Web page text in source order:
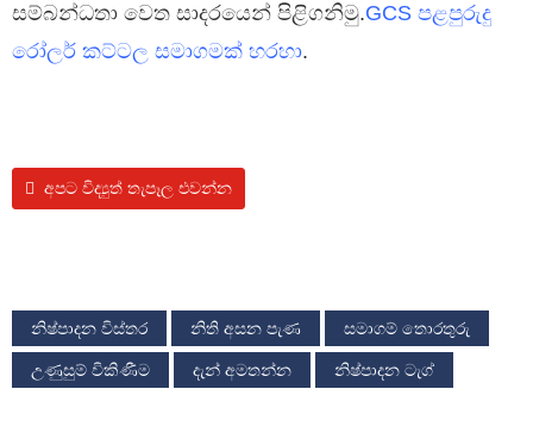
සම්බන්ධතා වෙත සාදරයෙන් පිළිගනිමු.GCS පළපුරුදු
රෝලර් කට්ටල සමාගමක් හරහා.
අපට විද්‍යුත් තැපෑල එවන්න
නිෂ්පාදන විස්තර නිති අසන පැණ සමාගම් තොරතුරු
උණුසුම් විකිණීම දැන් අමතන්න නිෂ්පාදන ටැග්